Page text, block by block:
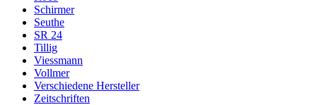
Schirmer
Seuthe
SR 24
Tillig
Viessmann
Vollmer
Verschiedene Hersteller
Zeitschriften